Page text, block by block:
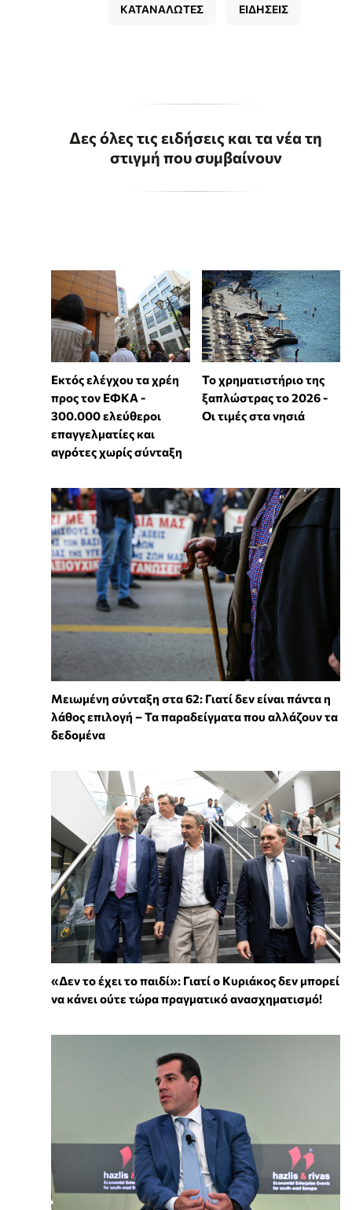
ΚΑΤΑΝΑΛΩΤΕΣ ΕΙΔΗΣΕΙΣ
Δες όλες τις ειδήσεις και τα νέα τη
στιγμή που συμβαίνουν
Εκτός ελέγχου τα χρέη
προς τον ΕΦΚΑ -
300.000 ελεύθεροι
επαγγελματίες και
αγρότες χωρίς σύνταξη
Το χρηματιστήριο της
ξαπλώστρας το 2026 -
Οι τιμές στα νησιά
Μειωμένη σύνταξη στα 62: Γιατί δεν είναι πάντα η
λάθος επιλογή – Τα παραδείγματα που αλλάζουν τα
δεδομένα
«Δεν το έχει το παιδί»: Γιατί ο Κυριάκος δεν μπορεί
να κάνει ούτε τώρα πραγματικό ανασχηματισμό!